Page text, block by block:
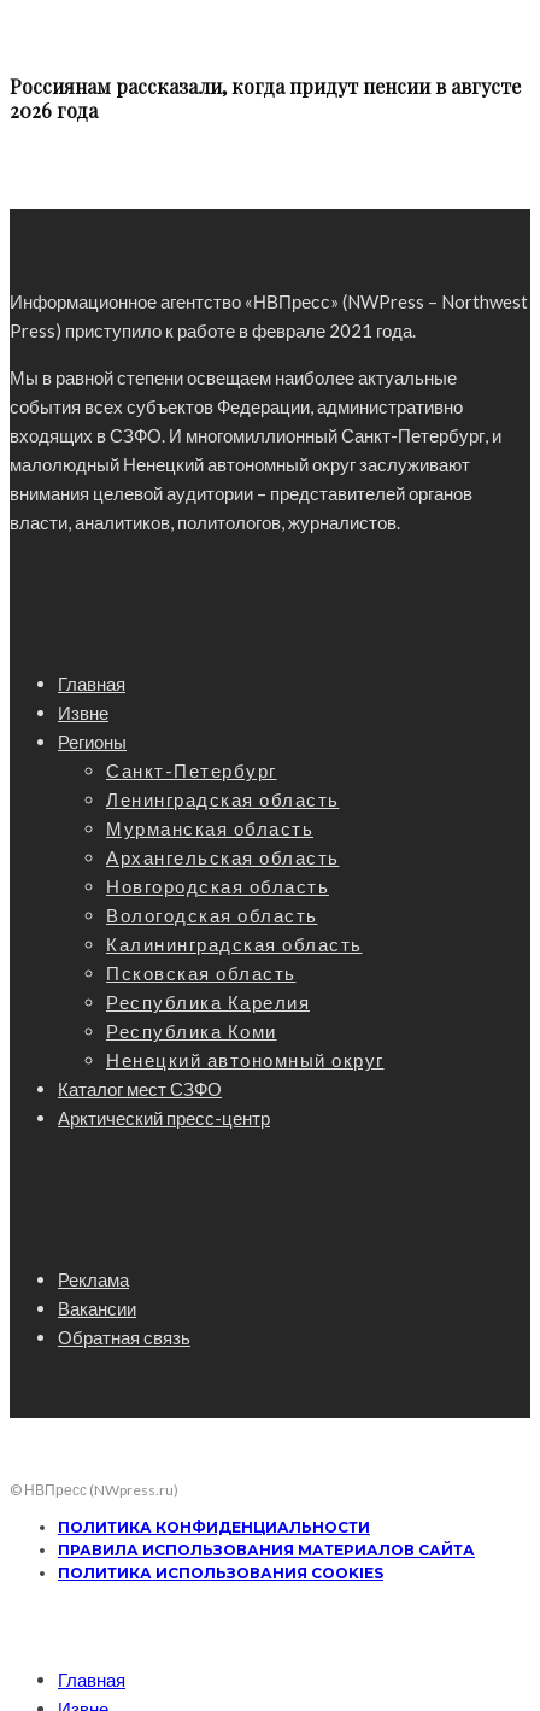
Россиянам рассказали, когда придут пенсии в августе
2026 года
Информационное агентство «НВПресс» (NWPress – Northwest
Press) приступило к работе в феврале 2021 года.
Мы в равной степени освещаем наиболее актуальные
события всех субъектов Федерации, административно
входящих в СЗФО. И многомиллионный Санкт-Петербург, и
малолюдный Ненецкий автономный округ заслуживают
внимания целевой аудитории – представителей органов
власти, аналитиков, политологов, журналистов.
Главная
Извне
Регионы
Санкт-Петербург
Ленинградская область
Мурманская область
Архангельская область
Новгородская область
Вологодская область
Калининградская область
Псковская область
Республика Карелия
Республика Коми
Ненецкий автономный округ
Каталог мест СЗФО
Арктический пресс-центр
Реклама
Вакансии
Обратная связь
© НВПресс (NWpress.ru)
ПОЛИТИКА КОНФИДЕНЦИАЛЬНОСТИ
ПРАВИЛА ИСПОЛЬЗОВАНИЯ МАТЕРИАЛОВ САЙТА
ПОЛИТИКА ИСПОЛЬЗОВАНИЯ COOKIES
Главная